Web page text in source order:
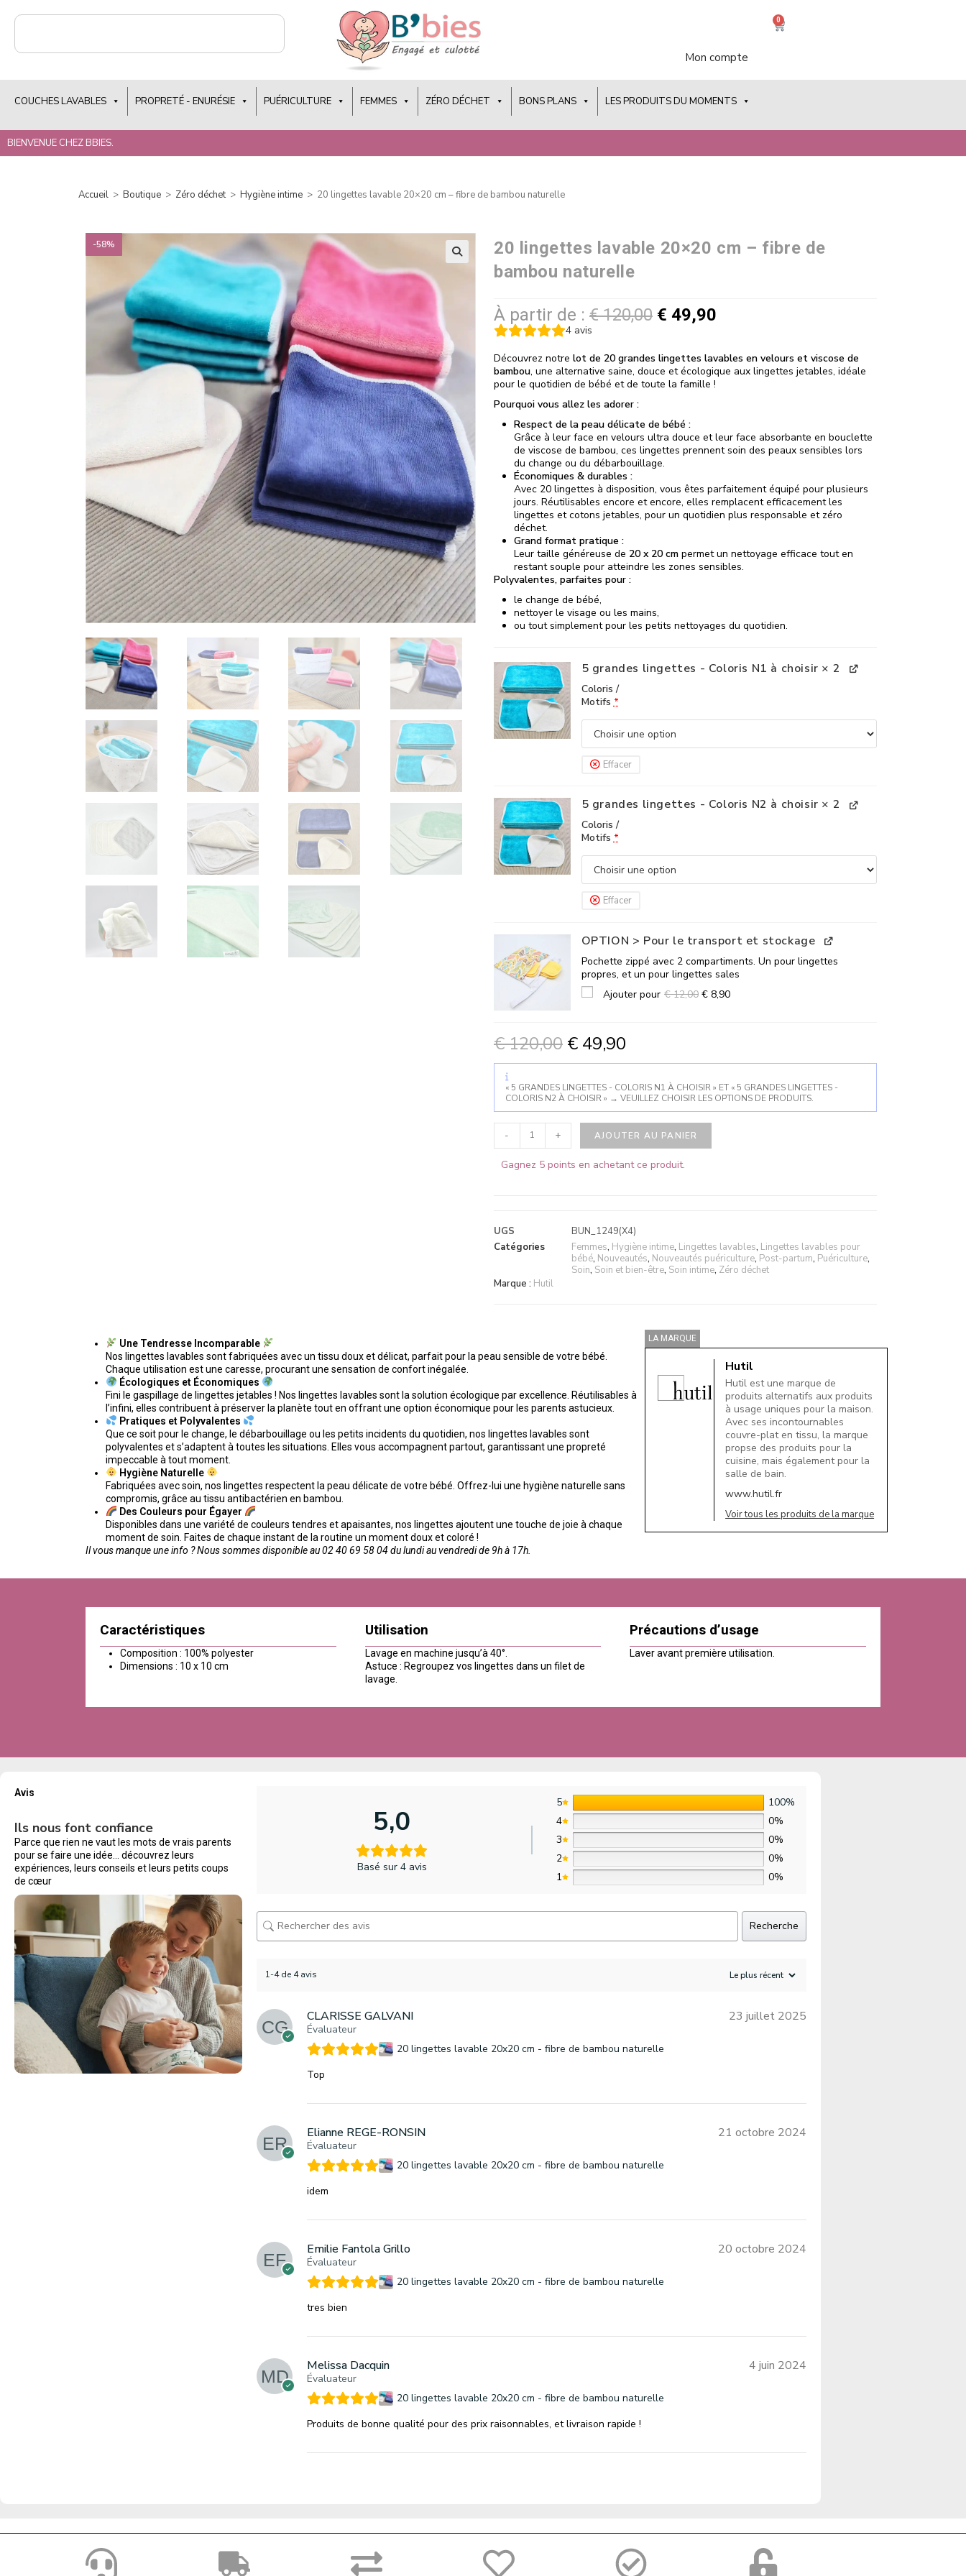
Mon compte
0
COUCHES LAVABLES PROPRETÉ - ENURÉSIE PUÉRICULTURE FEMMES ZÉRO DÉCHET BONS PLANS LES PRODUITS DU MOMENTS
BIENVENUE CHEZ BBIES.
Accueil > Boutique > Zéro déchet > Hygiène intime > 20 lingettes lavable 20×20 cm – fibre de bambou naturelle
-58%
20 lingettes lavable 20×20 cm – fibre de
bambou naturelle
À partir de : €120,00 € 49,90
4avis
Découvrez notre lot de 20 grandes lingettes lavables en velours et viscose de
bambou, une alternative saine, douce et écologique aux lingettes jetables, idéale
pour le quotidien de bébé et de toute la famille !
Pourquoi vous allez les adorer :
Respect de la peau délicate de bébé :
Grâce à leur face en velours ultra douce et leur face absorbante en bouclette
de viscose de bambou, ces lingettes prennent soin des peaux sensibles lors
du change ou du débarbouillage.
Économiques & durables :
Avec 20 lingettes à disposition, vous êtes parfaitement équipé pour plusieurs
jours. Réutilisables encore et encore, elles remplacent efficacement les
lingettes et cotons jetables, pour un quotidien plus responsable et zéro
déchet.
Grand format pratique :
Leur taille généreuse de 20 x 20 cmpermet un nettoyage efficace tout en
restant souple pour atteindre les zones sensibles.
Polyvalentes, parfaites pour :
le change de bébé,
nettoyer le visage ou les mains,
ou tout simplement pour les petits nettoyages du quotidien.
5 grandes lingettes - Coloris N1 à choisir × 2
Coloris /
Motifs*
Effacer
5 grandes lingettes - Coloris N2 à choisir × 2
Coloris /
Motifs*
Effacer
OPTION > Pour le transport et stockage
Pochette zippé avec 2 compartiments. Un pour lingettes
propres, et un pour lingettes sales
Ajouter pour €12,00 €8,90
€120,00 €49,90
« 5 GRANDES LINGETTES - COLORIS N1 À CHOISIR » ET « 5 GRANDES LINGETTES -
COLORIS N2 À CHOISIR » → VEUILLEZ CHOISIR LES OPTIONS DE PRODUITS.
- + AJOUTER AU PANIER
Gagnez 5 points en achetant ce produit.
UGS
BUN_1249(X4)
Catégories
Femmes, Hygiène intime, Lingettes lavables, Lingettes lavables pour
bébé, Nouveautés, Nouveautés puériculture, Post-partum, Puériculture,
Soin, Soin et bien-être, Soin intime, Zéro déchet
Marque : Hutil
Une Tendresse Incomparable
Nos lingettes lavables sont fabriquées avec un tissu doux et délicat, parfait pour la peau sensible de votre bébé.
Chaque utilisation est une caresse, procurant une sensation de confort inégalée.
Écologiques et Économiques
Fini le gaspillage de lingettes jetables ! Nos lingettes lavables sont la solution écologique par excellence. Réutilisables à
l’infini, elles contribuent à préserver la planète tout en offrant une option économique pour les parents astucieux.
Pratiques et Polyvalentes
Que ce soit pour le change, le débarbouillage ou les petits incidents du quotidien, nos lingettes lavables sont
polyvalentes et s’adaptent à toutes les situations. Elles vous accompagnent partout, garantissant une propreté
impeccable à tout moment.
Hygiène Naturelle
Fabriquées avec soin, nos lingettes respectent la peau délicate de votre bébé. Offrez-lui une hygiène naturelle sans
compromis, grâce au tissu antibactérien en bambou.
Des Couleurs pour Égayer
Disponibles dans une variété de couleurs tendres et apaisantes, nos lingettes ajoutent une touche de joie à chaque
moment de soin. Faites de chaque instant de la routine un moment doux et coloré !
Il vous manque une info ? Nous sommes disponible au 02 40 69 58 04 du lundi au vendredi de 9h à 17h.
LA MARQUE
Hutil
Hutil est une marque de
produits alternatifs aux produits
à usage uniques pour la maison.
Avec ses incontournables
couvre-plat en tissu, la marque
propse des produits pour la
cuisine, mais également pour la
salle de bain.
www.hutil.fr
Voir tous les produits de la marque
Caractéristiques
Composition : 100% polyester
Dimensions : 10 x 10 cm
Utilisation
Lavage en machine jusqu’à 40°.
Astuce : Regroupez vos lingettes dans un filet de
lavage.
Précautions d’usage
Laver avant première utilisation.
Avis
Ils nous font confiance
Parce que rien ne vaut les mots de vrais parents
pour se faire une idée… découvrez leurs
expériences, leurs conseils et leurs petits coups
de cœur
5,0
Basé sur 4 avis
5
100%
4
0%
3
0%
2
0%
1
0%
Recherche
1-4 de 4 avis
CLARISSE GALVANI
Évaluateur
23 juillet 2025
20 lingettes lavable 20x20 cm - fibre de bambou naturelle
Top
Elianne REGE-RONSIN
Évaluateur
21 octobre 2024
20 lingettes lavable 20x20 cm - fibre de bambou naturelle
idem
Emilie Fantola Grillo
Évaluateur
20 octobre 2024
20 lingettes lavable 20x20 cm - fibre de bambou naturelle
tres bien
Melissa Dacquin
Évaluateur
4 juin 2024
20 lingettes lavable 20x20 cm - fibre de bambou naturelle
Produits de bonne qualité pour des prix raisonnables, et livraison rapide !